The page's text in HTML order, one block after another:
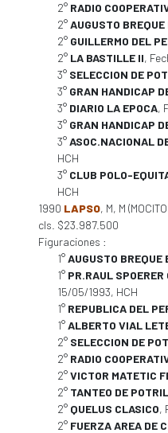
2° RADIO
2°AUGUSTO
2° GUILLERMO DEL
2° LA BASTILLE II,
3° SELECCION DE
3° GRAN HANDICAP
3° DIARIO LA EPOCA,
3° GRAN HANDICAP
3°ASOC.NACIONAL
HCH
3° CLUB POLO-
HCH
1990 LAPSO, M, M
cls. $23.987.500
Figuraciones :
1°AUGUSTO BREQUE
1° PR.RAUL
15/05/1993, HCH
1° REPUBLICA DEL
1°ALBERTO VIAL
2° SELECCION DE
2° RADIO
2°VICTOR MATETIC
2° TANTEO DE
2° QUELUS CLASICO,
2° FUERZA AREA DE